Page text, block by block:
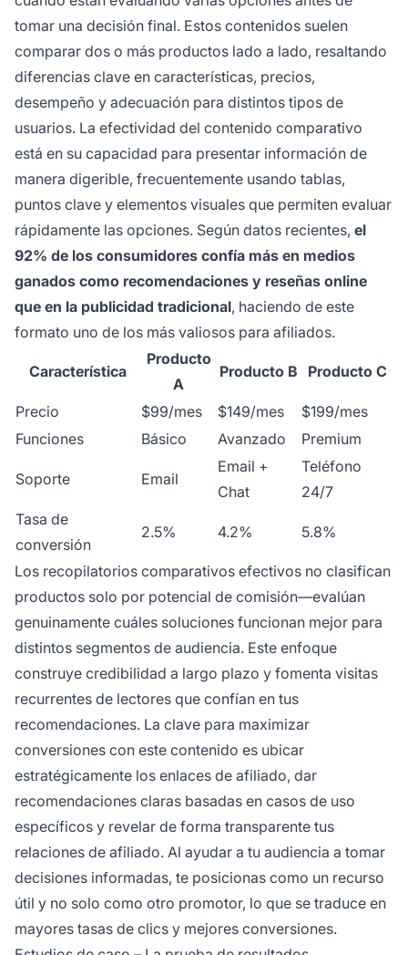
tomar una decisión final. Estos contenidos suelen
comparar dos o más productos lado a lado, resaltando
diferencias clave en características, precios,
desempeño y adecuación para distintos tipos de
usuarios. La efectividad del contenido comparativo
está en su capacidad para presentar información de
manera digerible, frecuentemente usando tablas,
puntos clave y elementos visuales que permiten evaluar
rápidamente las opciones. Según datos recientes, el
92% de los consumidores confía más en medios
ganados como recomendaciones y reseñas online
que en la publicidad tradicional, haciendo de este
formato uno de los más valiosos para afiliados.
Característica
Producto
A
Producto B Producto C
Precio $99/mes $149/mes
$199/mes
Funciones
Básico Avanzado Premium
Soporte Email
Email +
Chat
Teléfono
24/7
Tasa de
conversión
2.5% 4.2% 5.8%
Los recopilatorios comparativos efectivos no clasifican
productos solo por potencial de comisión—evalúan
genuinamente cuáles soluciones funcionan mejor para
distintos segmentos de audiencia. Este enfoque
construye credibilidad a largo plazo y fomenta visitas
recurrentes de lectores que confían en tus
recomendaciones. La clave para maximizar
conversiones con este contenido es ubicar
estratégicamente los enlaces de afiliado, dar
recomendaciones claras basadas en casos de uso
específicos y revelar de forma transparente tus
relaciones de afiliado. Al ayudar a tu audiencia a tomar
decisiones informadas, te posicionas como un recurso
útil y no solo como otro promotor, lo que se traduce en
mayores tasas de clics y mejores conversiones.